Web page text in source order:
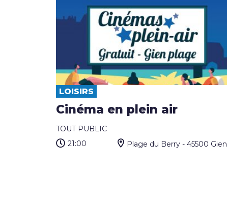
LOISIRS
Cinéma en plein air
TOUT PUBLIC
21:00
Plage du Berry - 45500 Gien